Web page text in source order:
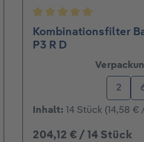
Durchschnittliche
Kombinationsfilter
P3 R D
2
Inhalt: 14 Stück (14,58 €
204,12 € / 14 Stück